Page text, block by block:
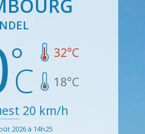
32°C
18°C
20 km/h
2026 à 14h25